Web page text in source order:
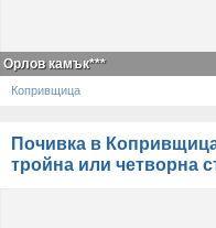
Орлов камък***
Копривщица
Почивка в
тройна или четворна